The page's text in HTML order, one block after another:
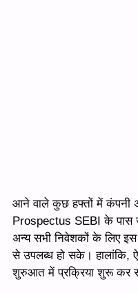
आने वाले कुछ हफ्तों में कंपनी
Prospectus SEBI के पास
अन्य सभी निवेशकों के लिए
से उपलब्ध हो सके। हालांकि,
शुरुआत में प्रक्रिया शुरू कर